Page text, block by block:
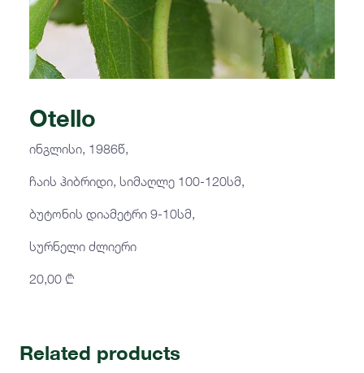
Otello
ინგლისი, 1986წ,
ჩაის ჰიბრიდი, სიმაღლე 100-120სმ,
ბუტონის დიამეტრი 9-10სმ,
სურნელი ძლიერი
20,00 ₾
Related products